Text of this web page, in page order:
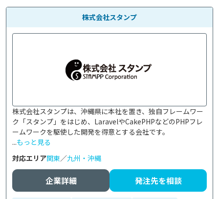
株式会社スタンプ
株式会社スタンプは、沖縄県に本社を置き、独自フレームワー
ク「スタンプ」をはじめ、LaravelやCakePHPなどのPHPフレ
ームワークを駆使した開発を得意とする会社です。
...もっと見る
対応エリア関東／九州・沖縄
企業詳細 発注先を相談